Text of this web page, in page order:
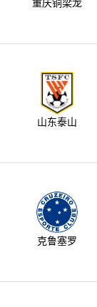
重庆铜梁龙
山东泰山
克鲁塞罗